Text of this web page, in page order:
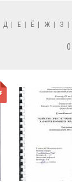
Д | Е | Ё | Ж | З |
0